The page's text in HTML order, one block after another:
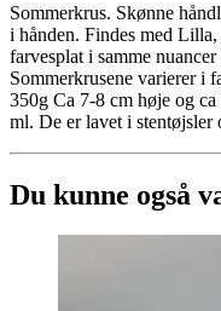
Sommerkrus. Skønne
i hånden. Findes med
farvesplat i samme
Sommerkrusene varierer i
350g Ca 7-8 cm høje og
ml. De er lavet i stentøjsler
Du kunne også